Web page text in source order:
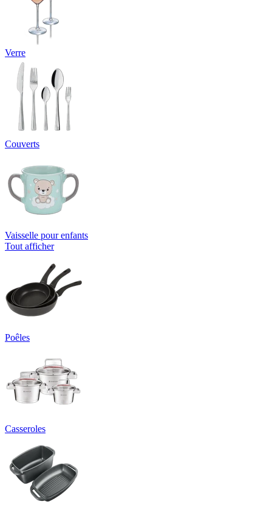
Verre
Couverts
Vaisselle pour enfants
Tout afficher
Poêles
Casseroles